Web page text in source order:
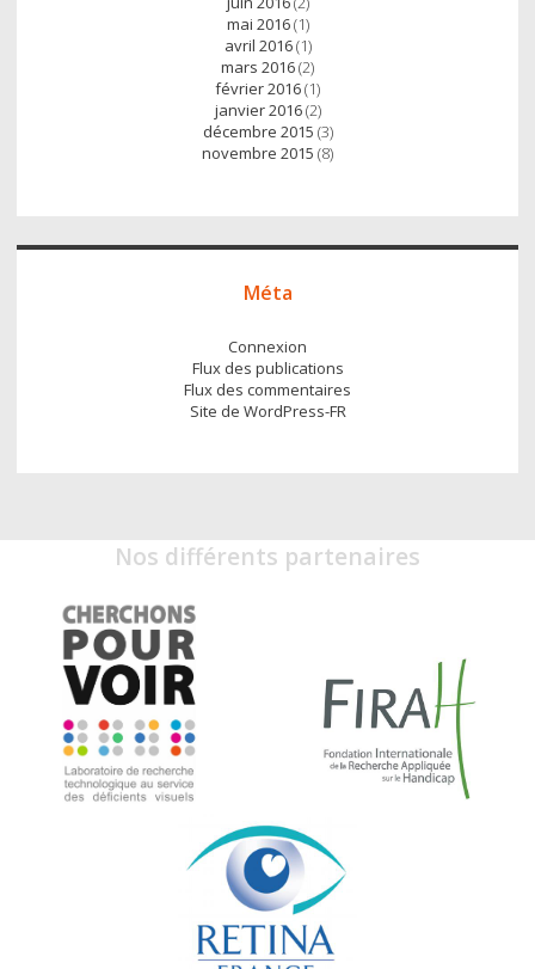
mai 2016(1)
avril 2016(1)
mars 2016(2)
février 2016(1)
janvier 2016(2)
décembre 2015 (3)
novembre 2015 (8)
Méta
Connexion
Flux des publications
Flux des commentaires
Site de WordPress-FR
Nos différents partenaires